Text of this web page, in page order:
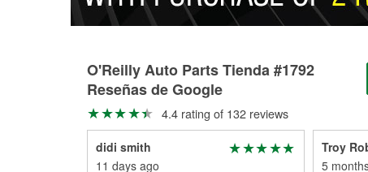
O'Reilly Auto Parts Tienda #1792
Reseñas de Google
4.4 rating of 132 reviews
didi smith
11 days ago
Troy
5